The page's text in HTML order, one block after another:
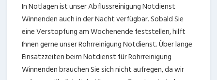
In Notlagen ist unser Abflussreinigung Notdienst
Winnenden auch in der Nacht verfügbar. Sobald Sie
eine Verstopfung am Wochenende feststellen, hilft
Ihnen gerne unser Rohrreinigung Notdienst. Über lange
Einsatzzeiten beim Notdienst für Rohrreinigung
Winnenden brauchen Sie sich nicht aufregen, da wir